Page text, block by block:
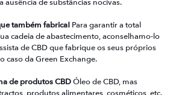
ausência de substâncias nocivas.
também fabrica! Para garantir a total
cadeia de abastecimento, aconselhamo-lo
de CBD que fabrique os seus próprios
caso da Green Exchange.
de produtos CBDÓleo de CBD, mas